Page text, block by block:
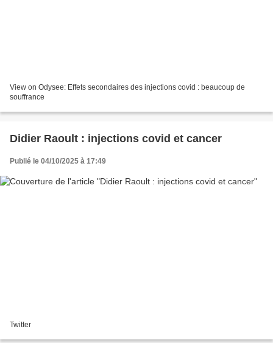
View on Odysee: Effets secondaires des injections covid : beaucoup de
souffrance
Didier Raoult : injections covid et cancer
Publié le 04/10/2025 à 17:49
Twitter